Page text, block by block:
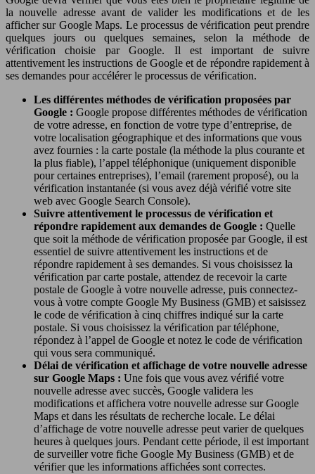
la nouvelle adresse avant de valider les modifications et de les
afficher sur Google Maps. Le processus de vérification peut prendre
quelques jours ou quelques semaines, selon la méthode de
vérification choisie par Google. Il est important de suivre
attentivement les instructions de Google et de répondre rapidement à
ses demandes pour accélérer le processus de vérification.
Les différentes méthodes de vérification proposées par
Google : Google propose différentes méthodes de vérification
de votre adresse, en fonction de votre type d’entreprise, de
votre localisation géographique et des informations que vous
avez fournies : la carte postale (la méthode la plus courante et
la plus fiable), l’appel téléphonique (uniquement disponible
pour certaines entreprises), l’email (rarement proposé), ou la
vérification instantanée (si vous avez déjà vérifié votre site
web avec Google Search Console).
Suivre attentivement le processus de vérification et
répondre rapidement aux demandes de Google : Quelle
que soit la méthode de vérification proposée par Google, il est
essentiel de suivre attentivement les instructions et de
répondre rapidement à ses demandes. Si vous choisissez la
vérification par carte postale, attendez de recevoir la carte
postale de Google à votre nouvelle adresse, puis connectez-
vous à votre compte Google My Business (GMB) et saisissez
le code de vérification à cinq chiffres indiqué sur la carte
postale. Si vous choisissez la vérification par téléphone,
répondez à l’appel de Google et notez le code de vérification
qui vous sera communiqué.
Délai de vérification et affichage de votre nouvelle adresse
sur Google Maps : Une fois que vous avez vérifié votre
nouvelle adresse avec succès, Google validera les
modifications et affichera votre nouvelle adresse sur Google
Maps et dans les résultats de recherche locale. Le délai
d’affichage de votre nouvelle adresse peut varier de quelques
heures à quelques jours. Pendant cette période, il est important
de surveiller votre fiche Google My Business (GMB) et de
vérifier que les informations affichées sont correctes.